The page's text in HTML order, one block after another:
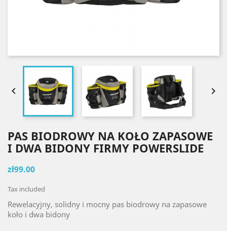
 
PAS BIODROWY NA KOŁO ZAPASOWE
I DWA BIDONY FIRMY POWERSLIDE
zł99.00
Tax included
Rewelacyjny, solidny i mocny pas biodrowy na zapasowe
koło i dwa bidony